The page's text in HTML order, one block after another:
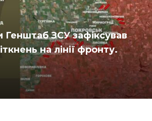
Генштаб ЗСУ зафіксував
на лінії фронту.